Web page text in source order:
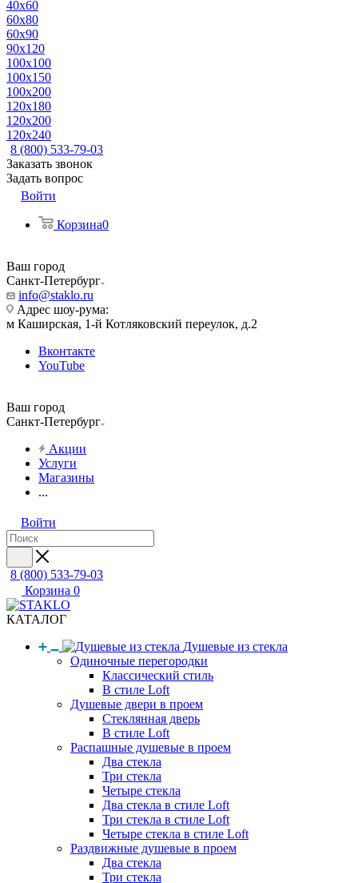
40x60
60x80
60x90
90x120
100x100
100x150
100x200
120x180
120x200
120x240
8 (800) 533-79-03
Заказать звонок
Задать вопрос
Войти
Корзина0
Ваш город
Санкт-Петербург
info@staklo.ru
Адрес шоу-рума:
м Каширская, 1-й Котляковский переулок, д.2
Вконтакте
YouTube
Ваш город
Санкт-Петербург
Акции
Услуги
Магазины
...
Войти
8 (800) 533-79-03
Корзина 0
КАТАЛОГ
Душевые из стекла
Одиночные перегородки
Классический стиль
В стиле Loft
Душевые двери в проем
Стеклянная дверь
В стиле Loft
Распашные душевые в проем
Два стекла
Три стекла
Четыре стекла
Два стекла в стиле Loft
Три стекла в стиле Loft
Четыре стекла в стиле Loft
Раздвижные душевые в проем
Два стекла
Три стекла